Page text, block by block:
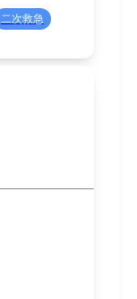
二次救急